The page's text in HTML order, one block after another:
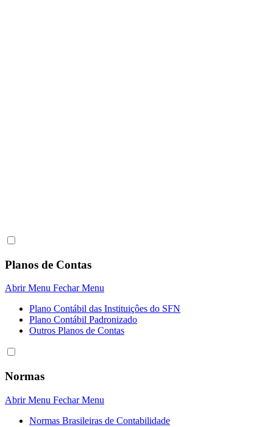
Planos de Contas
Abrir Menu Fechar Menu
Plano Contábil das Instituiçôes do SFN
Plano Contábil Padronizado
Outros Planos de Contas
Normas
Abrir Menu Fechar Menu
Normas Brasileiras de Contabilidade